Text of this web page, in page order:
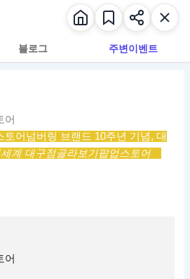
블로그 주변이벤트
어
토어 넘버링 브랜드 10주년 기념, 대
세계 대구점골라보기팝업스토어
어